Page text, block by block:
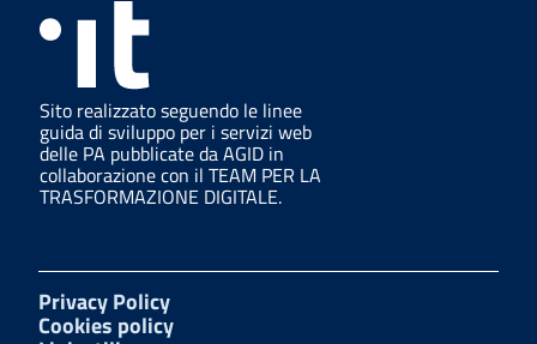
Sito realizzato seguendo le linee
guida di sviluppo per i servizi web
delle PA pubblicate da AGID in
collaborazione con il TEAM PER LA
TRASFORMAZIONE DIGITALE.
Privacy Policy
Cookies policy